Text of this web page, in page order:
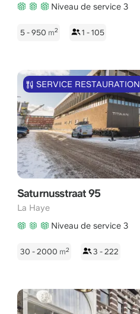
Niveau de service 3
5 - 950 m2 1 - 105
SERVICE RESTAURATION
Saturnusstraat 95
La Haye
Niveau de service 3
30 - 2000 m2 3 - 222